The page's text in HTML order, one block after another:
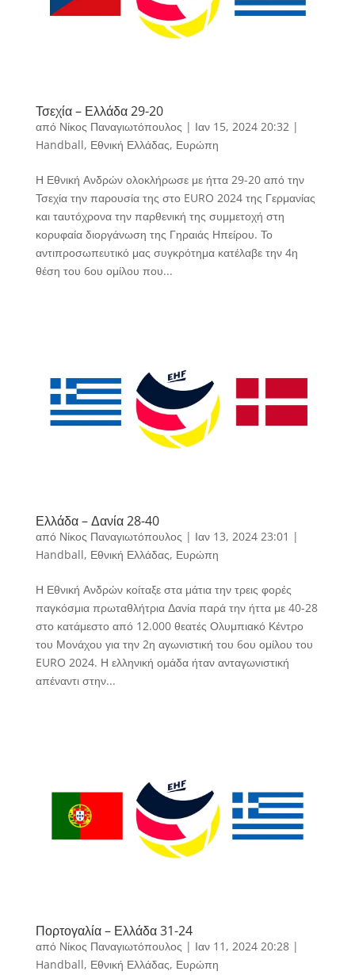
Τσεχία – Ελλάδα 29-20
από Νίκος Παναγιωτόπουλος | Ιαν 15, 2024 20:32 |
Handball, Εθνική Ελλάδας, Ευρώπη
Η Εθνική Ανδρών ολοκλήρωσε με ήττα 29-20 από την
Τσεχία την παρουσία της στο EURO 2024 της Γερμανίας
και ταυτόχρονα την παρθενική της συμμετοχή στη
κορυφαία διοργάνωση της Γηραιάς Ηπείρου. Το
αντιπροσωπευτικό μας συγκρότημα κατέλαβε την 4η
θέση του 6ου ομίλου που...
Ελλάδα – Δανία 28-40
από Νίκος Παναγιωτόπουλος | Ιαν 13, 2024 23:01 |
Handball, Εθνική Ελλάδας, Ευρώπη
Η Εθνική Ανδρών κοίταξε στα μάτια την τρεις φορές
παγκόσμια πρωταθλήτρια Δανία παρά την ήττα με 40-28
στο κατάμεστο από 12.000 θεατές Ολυμπιακό Κέντρο
του Μονάχου για την 2η αγωνιστική του 6ου ομίλου του
EURO 2024. Η ελληνική ομάδα ήταν ανταγωνιστική
απέναντι στην...
Πορτογαλία – Ελλάδα 31-24
από Νίκος Παναγιωτόπουλος | Ιαν 11, 2024 20:28|
Handball, Εθνική Ελλάδας, Ευρώπη